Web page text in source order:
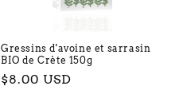
Gressins d'avoine et sarrasin
BIO de Crète 150g
Prix
$8.00 USD